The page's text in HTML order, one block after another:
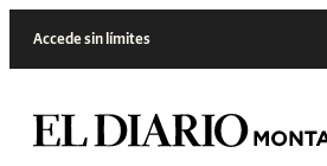
Accede sin límites